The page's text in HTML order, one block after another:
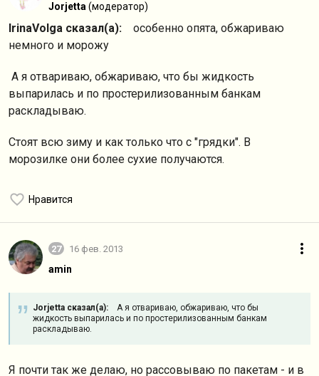
Jorjetta (модератор)
IrinaVolga сказал(а): особенно опята, обжариваю
немного и морожу
А я отвариваю, обжариваю, что бы жидкость
выпарилась и по простерилизованным банкам
раскладываю.
Стоят всю зиму и как только что с "грядки". В
морозилке они более сухие получаются.
Нравится
27 16 фев. 2013
amin
Jorjetta сказал(а): А я отвариваю, обжариваю, что бы
жидкость выпарилась и по простерилизованным банкам
раскладываю.
Я почти так же делаю, но рассовываю по пакетам - и в